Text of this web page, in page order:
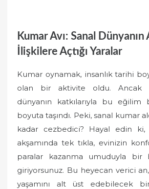
Kumar Avı: Sanal Dünyanın
İlişkilere Açtığı Yaralar
Kumar oynamak, insanlık tarihi
olan bir aktivite oldu. Ancak
dünyanın katkılarıyla bu eğilim
boyuta taşındı. Peki, sanal kumar
kadar cezbedici? Hayal edin ki,
akşamında tek tıkla, evinizin
paralar kazanma umuduyla bir
giriyorsunuz. Bu heyecan verici
yaşamını alt üst edebilecek